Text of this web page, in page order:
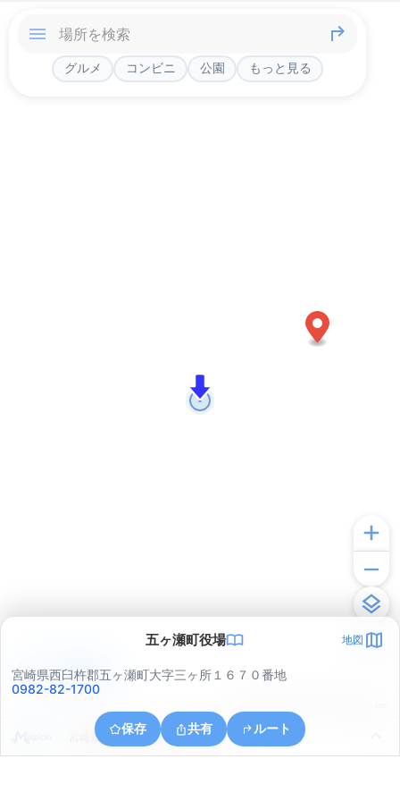
グルメ コンビニ 公園 もっと見る
五ヶ瀬町役場 地図
宮崎県西臼杵郡五ヶ瀬町大字三ヶ所１６７０番地
0982-82-1700
保存 共有 ルート
宮崎県西臼杵郡五ヶ瀬町大字三ヶ所
アプリで見る